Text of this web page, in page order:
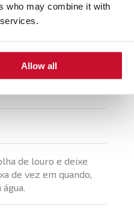
who may combine it with
Allow all
com azeite e
cortado em juliana e
de louro e deixe
de vez em quando,